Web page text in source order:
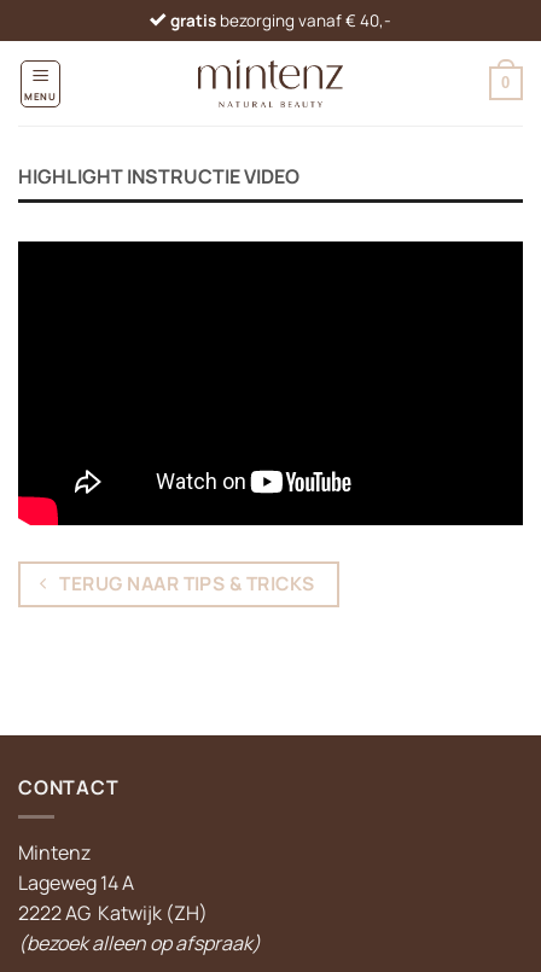
naar
inhoud
gratis bezorging vanaf € 40,-
MENU
0
HIGHLIGHT INSTRUCTIE VIDEO
TERUG NAAR TIPS & TRICKS
CONTACT
Mintenz
Lageweg 14 A
2222 AG Katwijk (ZH)
(bezoek alleen op afspraak)